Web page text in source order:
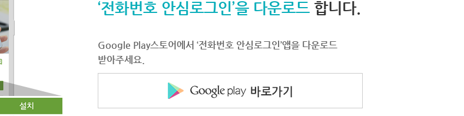
‘전화번호 안심로그인’을 다운로드 합니다.
Google Play스토어에서 ‘전화번호 안심로그인’앱을 다운로드
받아주세요.